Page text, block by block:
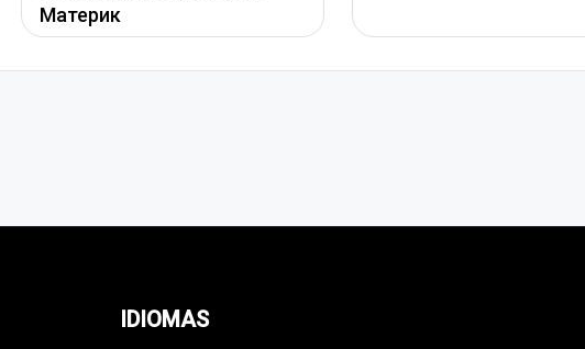
Материк
IDIOMAS